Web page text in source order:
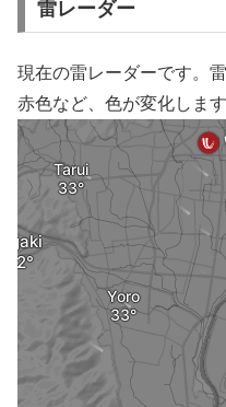
雷レーダー
現在の雷レーダーです。
赤色など、色が変化します